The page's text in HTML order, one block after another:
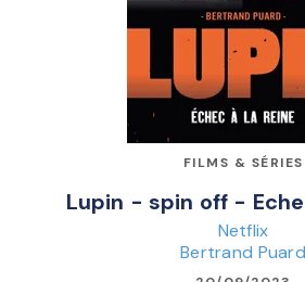
FILMS & SÉRIES
Lupin - spin off -
Netflix
Bertrand Puard